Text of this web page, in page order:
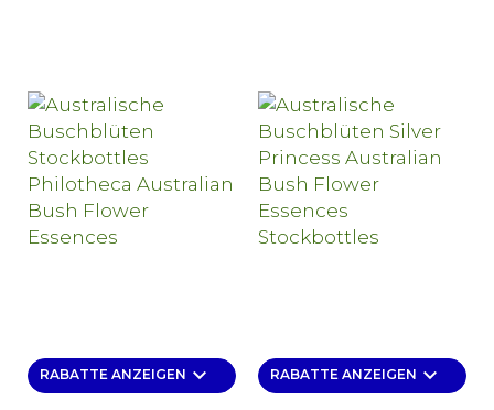
RABATTE ANZEIGEN keyboard_arrow_down RABATTE ANZEIGEN keyboard_arrow_down